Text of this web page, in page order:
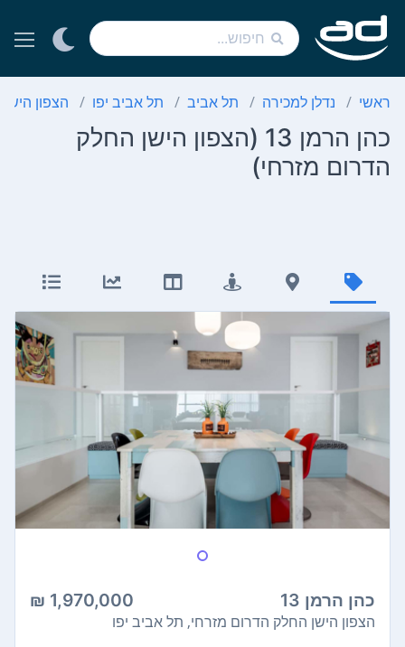
ראשי נדלן למכירה תל אביב תל אביב יפו הצפון
כהן הרמן 13 (הצפון הישן החלק
הדרום מזרחי)
כהן הרמן 13 1,970,000 ₪
הצפון הישן החלק הדרום מזרחי, תל אביב יפו